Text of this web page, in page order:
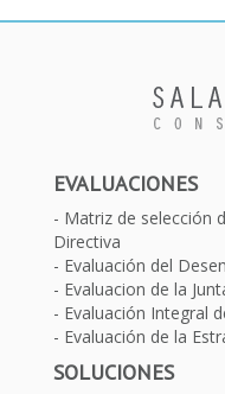
EVALUACIONES
Matriz de selección
Directiva
Evaluación del
Evaluacion de la
Evaluación Integral
Evaluación de la
SOLUCIONES